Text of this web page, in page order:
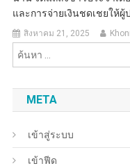
และการจ่ายเงินชดเชยให้
สิงหาคม 21, 2025
META
เข้าสู่ระบบ
เข้าฟีด